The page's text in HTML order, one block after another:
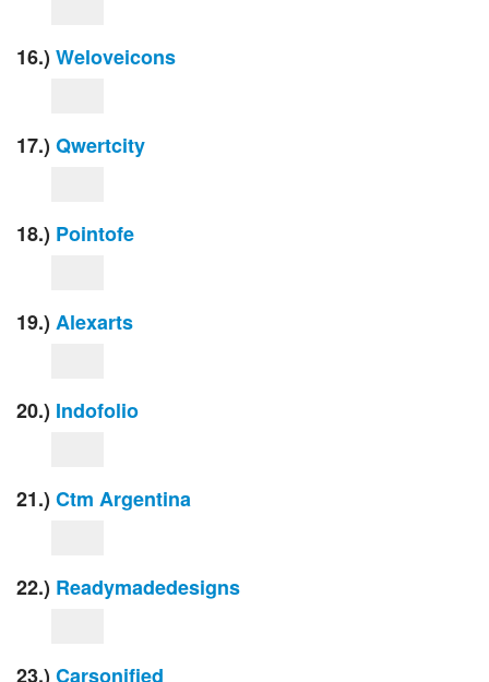
16.) Weloveicons
17.) Qwertcity
18.) Pointofe
19.) Alexarts
20.) Indofolio
21.) Ctm Argentina
22.) Readymadedesigns
23.) Carsonified